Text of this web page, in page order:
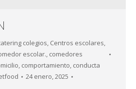
colegios, Centros escolares,
escolar., comedores
, comportamiento, conducta
24 enero, 2025